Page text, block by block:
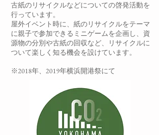
古紙のリサイクルなどについての啓発活動を
行っています。
屋外イベント時に、紙のリサイクルをテーマ
に親子で参加できるミニゲームを企画し、資
源物の分別や古紙の回収など、リサイクルに
ついて楽しく知る機会を設けています。
​※2018年、2019年横浜開港祭にて